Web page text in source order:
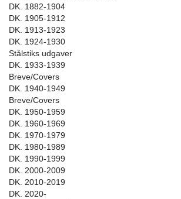
DK. 1882-1904
DK. 1905-1912
DK. 1913-1923
DK. 1924-1930
Stålstiks udgaver
DK. 1933-1939
Breve/Covers
DK. 1940-1949
Breve/Covers
DK. 1950-1959
DK. 1960-1969
DK. 1970-1979
DK. 1980-1989
DK. 1990-1999
DK. 2000-2009
DK. 2010-2019
DK. 2020-